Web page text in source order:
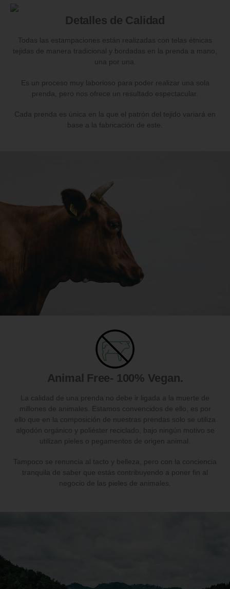
Detalles de Calidad
Todas las estampaciones están realizadas con telas étnicas
tejidas de manera tradicional y bordadas en la prenda a mano,
una por una.
Es un proceso muy laborioso para poder realizar una sola
prenda, pero nos ofrece un resultado espectacular.
Cada prenda es única en la que el patrón del tejido variará en
base a la fabricación de este.
Animal Free- 100% Vegan.
La calidad de una prenda no debe ir ligada a la muerte de
millones de animales. Estamos convencidos de ello, es por
ello que en la composición de nuestras prendas solo se utiliza
algodón orgánico y poliéster reciclado, bajo ningún motivo se
utilizan pieles o pegamentos de origen animal.
Tampoco se renuncia al tacto y belleza, pero con la conciencia
tranquila de saber que estás contribuyendo a poner fin al
negocio de las pieles de animales.